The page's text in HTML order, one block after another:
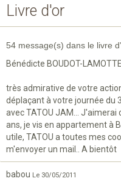
Livre d'or
54 message(s) dans le livre
Bénédicte BOUDOT-LAMOTTE
très admirative de votre
déplaçant à votre journée du
avec TATOU JAM... J'aimerai
ans, je vis en appartement à
utile, TATOU a toutes mes
m'envoyer un mail.. A bientôt
babou Le 30/05/2011